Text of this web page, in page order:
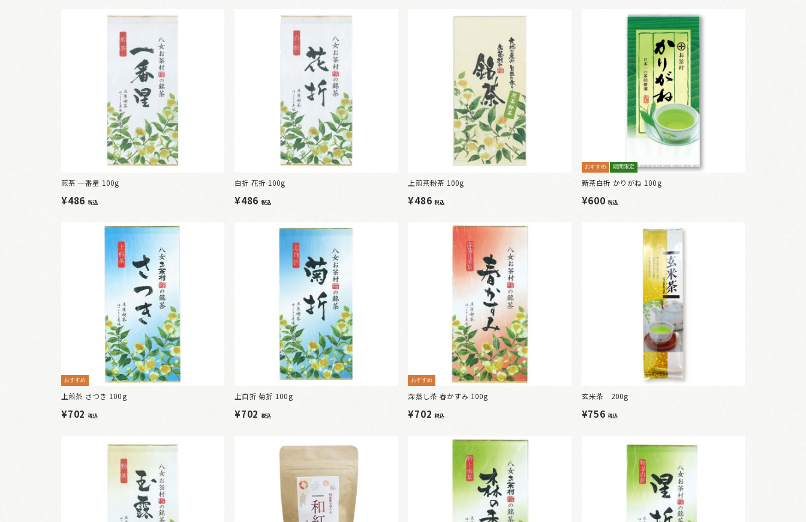
煎茶 一番星 100g
¥486 税込
白折 花折 100g
¥486 税込
上煎茶粉茶 100g
¥486税込
おすすめ 期間限定
新茶白折 かりがね 100g
¥600税込
おすすめ
上煎茶 さつき 100g
¥702 税込
上白折 菊折 100g
¥702 税込
おすすめ
深蒸し茶 春かすみ 100g
¥702税込
玄米茶 200g
¥756税込